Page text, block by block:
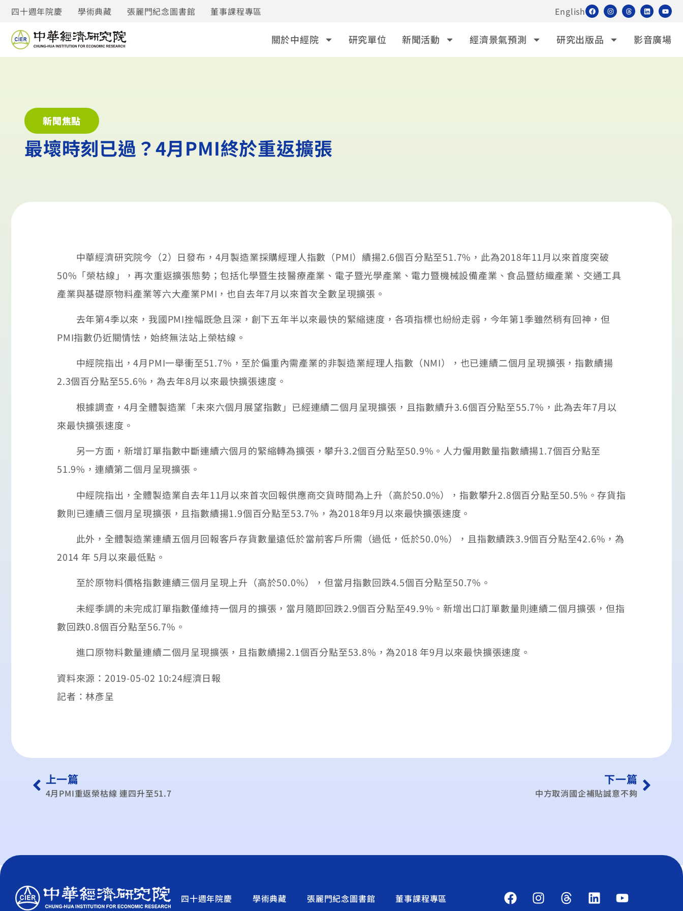
四十週年院慶 學術典藏 張麗門紀念圖書館 董事課程專區 English
關於中經院 研究單位 新聞活動 經濟景氣預測 研究出版品 影音廣場
新聞焦點
最壞時刻已過？4月PMI終於重返擴張
中華經濟研究院今（2）日發布，4月製造業採購經理人指數（PMI）續揚2.6個百分點至51.7%，此為2018年11月以來首度突破
50%「榮枯線」，再次重返擴張態勢；包括化學暨生技醫療產業、電子暨光學產業、電力暨機械設備產業、食品暨紡織產業、交通工具
產業與基礎原物料產業等六大產業PMI，也自去年7月以來首次全數呈現擴張。
去年第4季以來，我國PMI挫幅既急且深，創下五年半以來最快的緊縮速度，各項指標也紛紛走弱，今年第1季雖然稍有回神，但
PMI指數仍近關情怯，始終無法站上榮枯線。
中經院指出，4月PMI一舉衝至51.7%，至於偏重內需產業的非製造業經理人指數（NMI），也已連續二個月呈現擴張，指數續揚
2.3個百分點至55.6%，為去年8月以來最快擴張速度。
根據調查，4月全體製造業「未來六個月展望指數」已經連續二個月呈現擴張，且指數續升3.6個百分點至55.7%，此為去年7月以
來最快擴張速度。
另一方面，新增訂單指數中斷連續六個月的緊縮轉為擴張，攀升3.2個百分點至50.9%。人力僱用數量指數續揚1.7個百分點至
51.9%，連續第二個月呈現擴張。
中經院指出，全體製造業自去年11月以來首次回報供應商交貨時間為上升（高於50.0%），指數攀升2.8個百分點至50.5%。存貨指
數則已連續三個月呈現擴張，且指數續揚1.9個百分點至53.7%，為2018年9月以來最快擴張速度。
此外，全體製造業連續五個月回報客戶存貨數量遠低於當前客戶所需（過低，低於50.0%），且指數續跌3.9個百分點至42.6%，為
2014 年 5月以來最低點。
至於原物料價格指數連續三個月呈現上升（高於50.0%），但當月指數回跌4.5個百分點至50.7%。
未經季調的未完成訂單指數僅維持一個月的擴張，當月隨即回跌2.9個百分點至49.9%。新增出口訂單數量則連續二個月擴張，但指
數回跌0.8個百分點至56.7%。
進口原物料數量連續二個月呈現擴張，且指數續揚2.1個百分點至53.8%，為2018 年9月以來最快擴張速度。
資料來源：2019-05-02 10:24經濟日報
記者：林彥呈
上一篇
4月PMI重返榮枯線 連四升至51.7
下一篇
中方取消國企補貼誠意不夠
四十週年院慶 學術典藏 張麗門紀念圖書館 董事課程專區